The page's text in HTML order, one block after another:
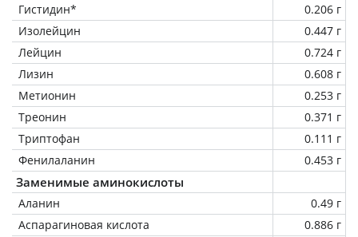
Гистидин*
0.206 г
Изолейцин
0.447 г
Лейцин
0.724 г
Лизин
0.608 г
Метионин
0.253 г
Треонин
0.371 г
Триптофан
0.111 г
Фенилаланин
0.453 г
Заменимые аминокислоты
Аланин
0.49 г
Аспарагиновая кислота
0.886 г